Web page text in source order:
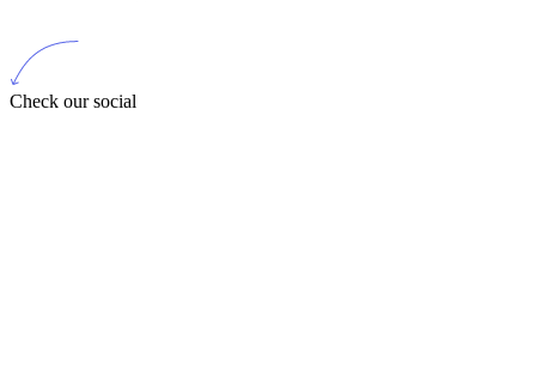
Check our social